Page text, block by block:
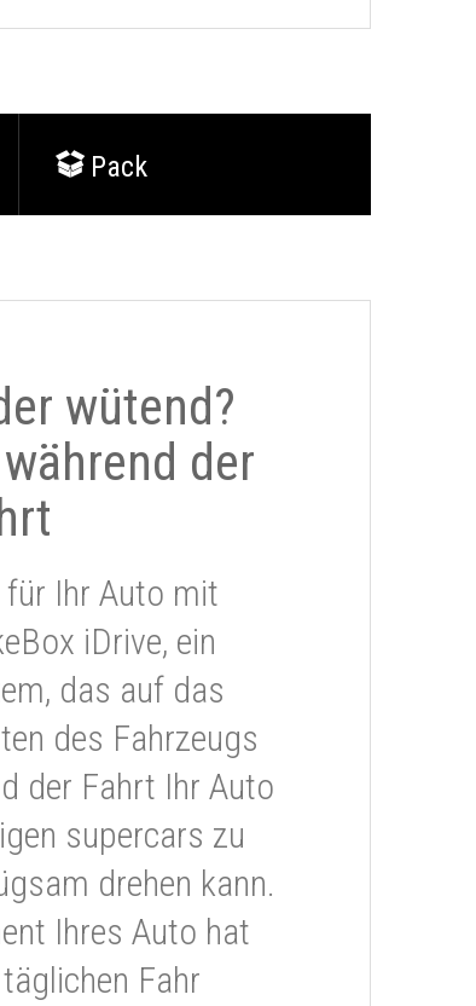
Pack
wütend?
der
für Ihr Auto mit
iDrive, ein
das auf das
des Fahrzeugs
der Fahrt Ihr Auto
supercars zu
drehen kann.
Ihres Auto hat
Fahr